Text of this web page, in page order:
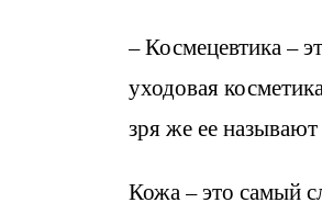
– Космецевтика –
уходовая
зря же ее
Кожа – это самый